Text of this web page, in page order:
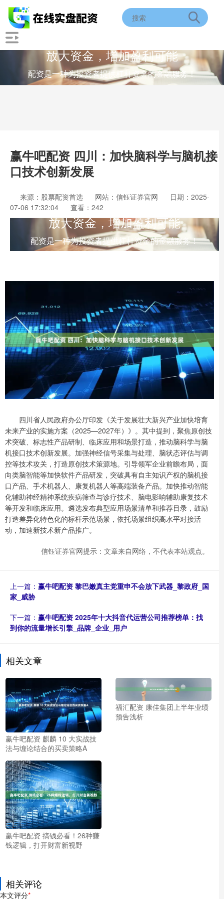
放大资金，增加盈利可能
配资是一种为投资者提供杠杆资金的金融服务！
赢牛吧配资 四川：加快脑科学与脑机接
口技术创新发展
来源：股票配资首选 网站：信钰证券官网
日期：2025-
07-06 17:32:04
查看：242
放大资金，增加盈利可能
配资是一种为投资者提供杠杆资金的金融服务！
四川省人民政府办公厅印发《关于发展壮大新兴产业加快培育
未来产业的实施方案（2025—2027年）》。其中提到，聚焦原创技
术突破、标志性产品研制、临床应用和场景打造，推动脑科学与脑
机接口技术创新发展。加强神经信号采集与处理、脑状态评估与调
控等技术攻关，打造原创技术策源地。引导领军企业前瞻布局，面
向类脑智能等加快软件产品研发，突破具有自主知识产权的脑机接
口产品、手术机器人、康复机器人等高端装备产品。加快推动智能
化辅助神经精神系统疾病筛查与诊疗技术、脑电影响辅助康复技术
等开发和临床应用。遴选发布典型应用场景清单和推荐目录，鼓励
打造差异化特色化的标杆示范场景，依托场景组织高水平对接活
动，加速新技术新产品推广。
信钰证券官网提示：文章来自网络，不代表本站观点。
上一篇： 赢牛吧配资 黎巴嫩真主党重申不会放下武器_黎政府_国
家_威胁
下一篇： 赢牛吧配资 2025年十大抖音代运营公司推荐榜单：找
到你的流量增长引擎_品牌_企业_用户
相关文章
赢牛吧配资 麒麟 10 大实战技
法与缠论结合的买卖策略A
福汇配资 康佳集团上半年业绩
预告浅析
赢牛吧配资 搞钱必看！26种赚
钱逻辑，打开财富新视野
相关评论
本文评分*